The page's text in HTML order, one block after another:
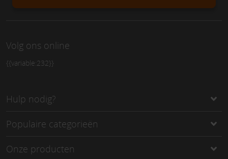
Volg ons online
{{variable:232}}
Hulp nodig?
Populaire categorieën
Onze producten